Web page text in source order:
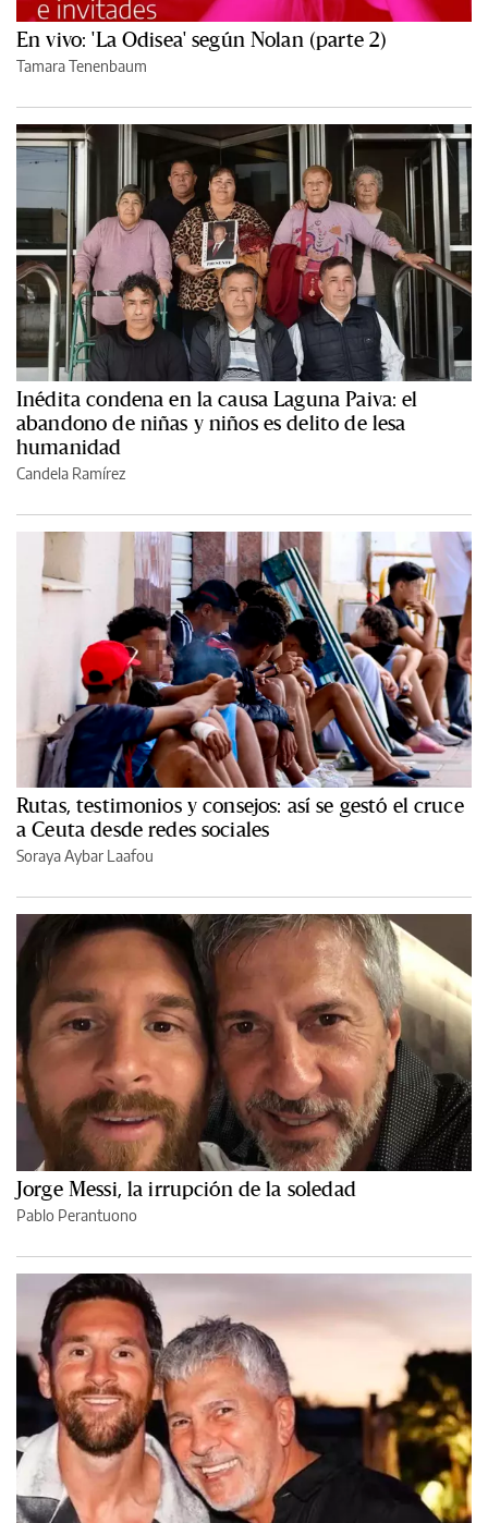
En vivo: 'La Odisea' según Nolan (parte 2)
Tamara Tenenbaum
Inédita condena en la causa Laguna Paiva: el
abandono de niñas y niños es delito de lesa
humanidad
Candela Ramírez
Rutas, testimonios y consejos: así se gestó el cruce
a Ceuta desde redes sociales
Soraya Aybar Laafou
Jorge Messi, la irrupción de la soledad
Pablo Perantuono